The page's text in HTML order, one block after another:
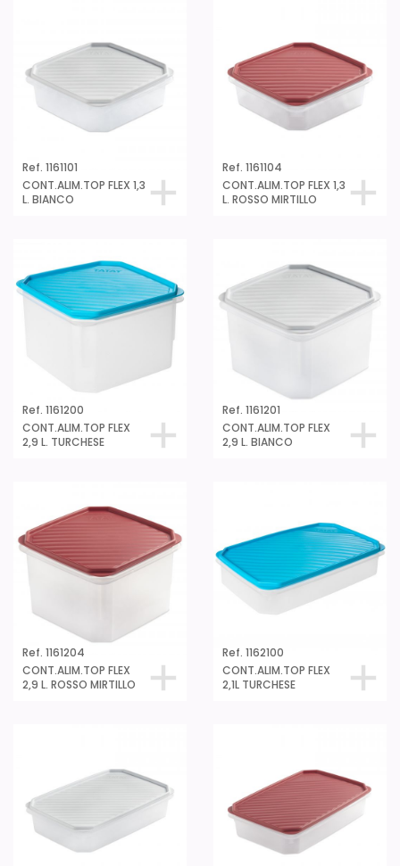
Ref. 1161101
CONT.ALIM.TOP FLEX 1,3
L. BIANCO
Ref. 1161104
CONT.ALIM.TOP FLEX 1,3
L. ROSSO MIRTILLO
Ref. 1161200
CONT.ALIM.TOP FLEX
2,9 L. TURCHESE
Ref. 1161201
CONT.ALIM.TOP FLEX
2,9 L. BIANCO
Ref. 1161204
CONT.ALIM.TOP FLEX
2,9 L. ROSSO MIRTILLO
Ref. 1162100
CONT.ALIM.TOP FLEX
2,1L TURCHESE